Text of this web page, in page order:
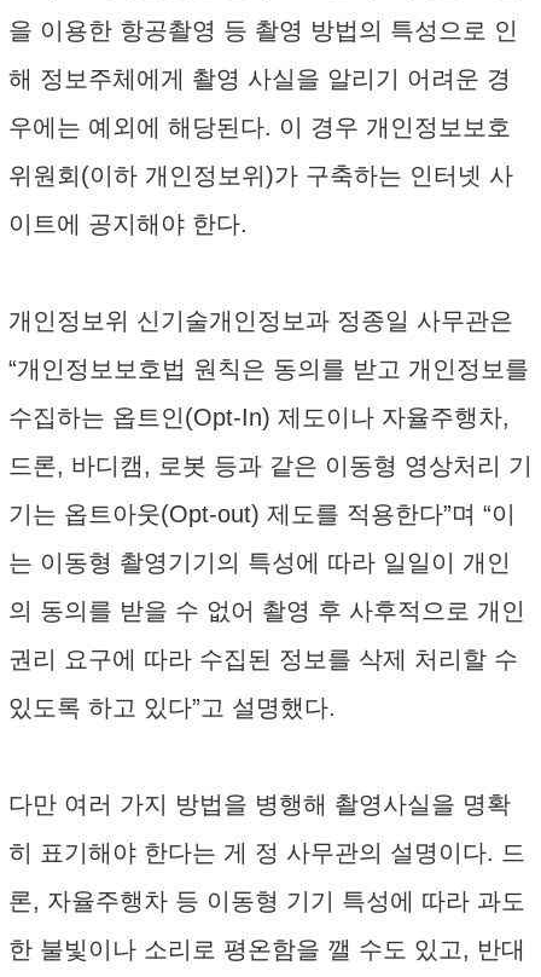
을 이용한 항공촬영 등 촬영 방법의 특성으로 인
해 정보주체에게 촬영 사실을 알리기 어려운 경
우에는 예외에 해당된다. 이 경우 개인정보보호
위원회(이하 개인정보위)가 구축하는 인터넷 사
이트에 공지해야 한다.
개인정보위 신기술개인정보과 정종일 사무관은
“개인정보보호법 원칙은 동의를 받고 개인정보를
수집하는 옵트인(Opt-In) 제도이나 자율주행차,
드론, 바디캠, 로봇 등과 같은 이동형 영상처리 기
기는 옵트아웃(Opt-out) 제도를 적용한다”며 “이
는 이동형 촬영기기의 특성에 따라 일일이 개인
의 동의를 받을 수 없어 촬영 후 사후적으로 개인
권리 요구에 따라 수집된 정보를 삭제 처리할 수
있도록 하고 있다”고 설명했다.
다만 여러 가지 방법을 병행해 촬영사실을 명확
히 표기해야 한다는 게 정 사무관의 설명이다. 드
론, 자율주행차 등 이동형 기기 특성에 따라 과도
한 불빛이나 소리로 평온함을 깰 수도 있고, 반대